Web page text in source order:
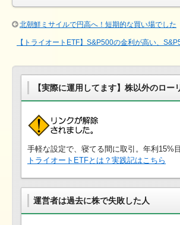
北朝鮮ミサイルで円高へ！短期的な買い場でした
【トライオートETF】S&P500の金利が高い、
【実際に運用してます】株以外のロー
手軽な設定で、寝てる間に取引。年利15%
トライオートETFとは？実践記はこちら
運営者は過去に株で失敗した人